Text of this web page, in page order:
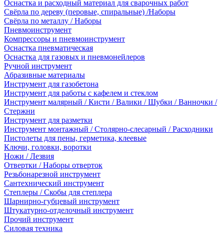
Оснастка и расходный материал для сварочных работ
Свёрла по дереву (перовые, спиральные) /Наборы
Свёрла по металлу / Наборы
Пневмоинструмент
Компрессоры и пневмоинструмент
Оснастка пневматическая
Оснастка для газовых и пневмонейлеров
Ручной инструмент
Абразивные материалы
Инструмент для газобетона
Инструмент для работы с кафелем и стеклом
Инструмент малярный / Кисти / Валики / Шубки / Ванночки /
Стержни
Инструмент для разметки
Инструмент монтажный / Столярно-слесарный / Расходники
Пистолеты для пены, герметика, клеевые
Ключи, головки, воротки
Ножи / Лезвия
Отвертки / Наборы отверток
Резьбонарезной инструмент
Сантехнический инструмент
Степлеры / Скобы для степлера
Шарнирно-губцевый инструмент
Штукатурно-отделочный инструмент
Прочий инструмент
Силовая техника